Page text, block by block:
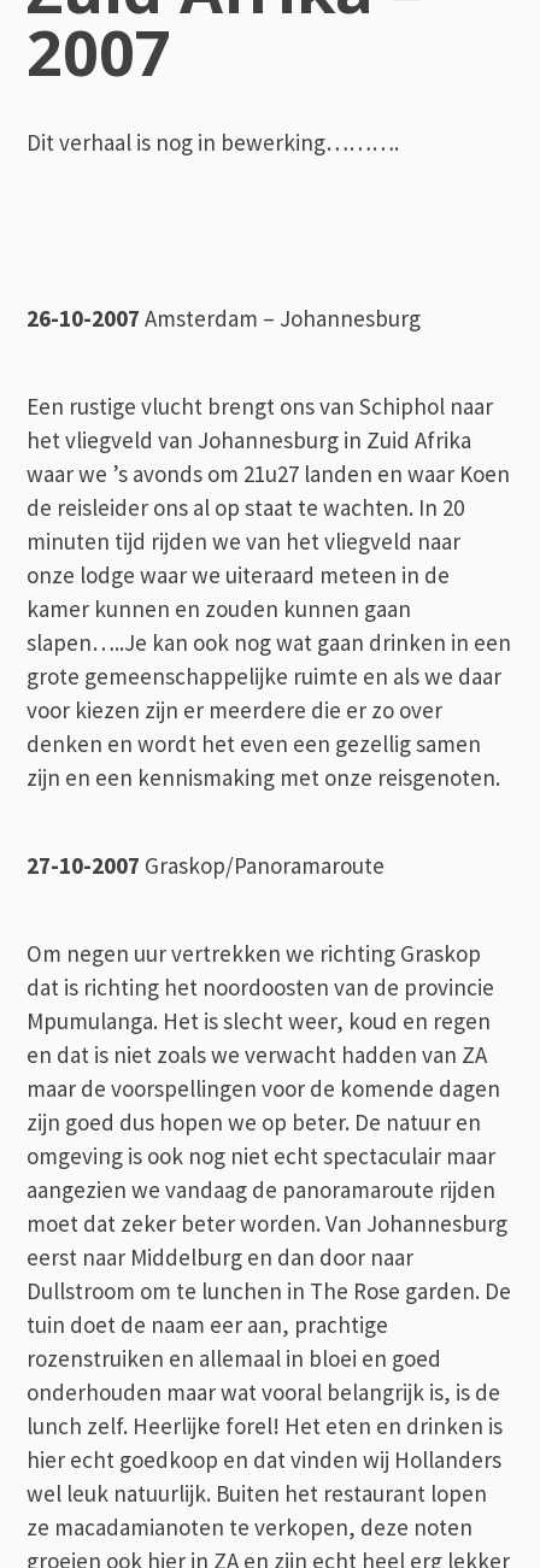
2007
Dit verhaal is nog in bewerking……….
26-10-2007 Amsterdam – Johannesburg
Een rustige vlucht brengt ons van Schiphol naar
het vliegveld van Johannesburg in Zuid Afrika
waar we ’s avonds om 21u27 landen en waar Koen
de reisleider ons al op staat te wachten. In 20
minuten tijd rijden we van het vliegveld naar
onze lodge waar we uiteraard meteen in de
kamer kunnen en zouden kunnen gaan
slapen…..Je kan ook nog wat gaan drinken in een
grote gemeenschappelijke ruimte en als we daar
voor kiezen zijn er meerdere die er zo over
denken en wordt het even een gezellig samen
zijn en een kennismaking met onze reisgenoten.
27-10-2007 Graskop/Panoramaroute
Om negen uur vertrekken we richting Graskop
dat is richting het noordoosten van de provincie
Mpumulanga. Het is slecht weer, koud en regen
en dat is niet zoals we verwacht hadden van ZA
maar de voorspellingen voor de komende dagen
zijn goed dus hopen we op beter. De natuur en
omgeving is ook nog niet echt spectaculair maar
aangezien we vandaag de panoramaroute rijden
moet dat zeker beter worden. Van Johannesburg
eerst naar Middelburg en dan door naar
Dullstroom om te lunchen in The Rose garden. De
tuin doet de naam eer aan, prachtige
rozenstruiken en allemaal in bloei en goed
onderhouden maar wat vooral belangrijk is, is de
lunch zelf. Heerlijke forel! Het eten en drinken is
hier echt goedkoop en dat vinden wij Hollanders
wel leuk natuurlijk. Buiten het restaurant lopen
ze macadamianoten te verkopen, deze noten
groeien ook hier in ZA en zijn echt heel erg lekker